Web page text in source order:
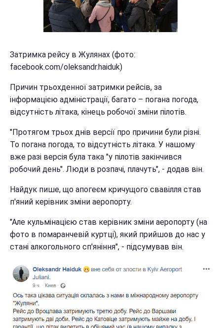
Затримка рейсу в Жулянах (фото:
facebook.com/oleksandr.haiduk)
Причин трьохденної затримки рейсів, за
інформацією адміністрації, багато – погана погода,
відсутність літака, кінець робочої зміни пілотів.
"Протягом трьох днів версії про причини були різні.
То погана погода, то відсутність літака. У нашому
вже разі версія була така "у пілотів закінчився
робочий день". Люди в розпачі, плачуть", - додав він.
Найдук пише, що апогеєм кричущого свавілля став
п'яний керівник зміни аеропорту.
"Але кульмінацією став керівник зміни аеропорту (на
фото в помаранчевій куртці), який прийшов до нас у
стані алкогольного сп'яніння", - підсумував він.